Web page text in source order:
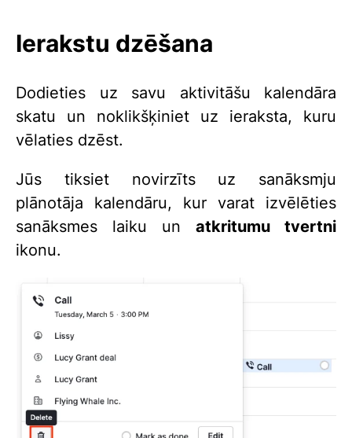
Ierakstu dzēšana
Dodieties uz savu aktivitāšu kalendāra
skatu un noklikšķiniet uz ieraksta, kuru
vēlaties dzēst.
Jūs tiksiet novirzīts uz sanāksmju
plānotāja kalendāru, kur varat izvēlēties
sanāksmes laiku un atkritumu tvertni
ikonu.